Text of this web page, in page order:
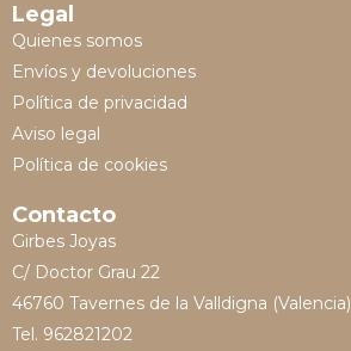
Legal
Quienes somos
Envíos y devoluciones
Política de privacidad
Aviso legal
Política de cookies
Contacto
Girbes Joyas
C/ Doctor Grau 22
46760 Tavernes de la Valldigna (Valencia)
Tel. 962821202